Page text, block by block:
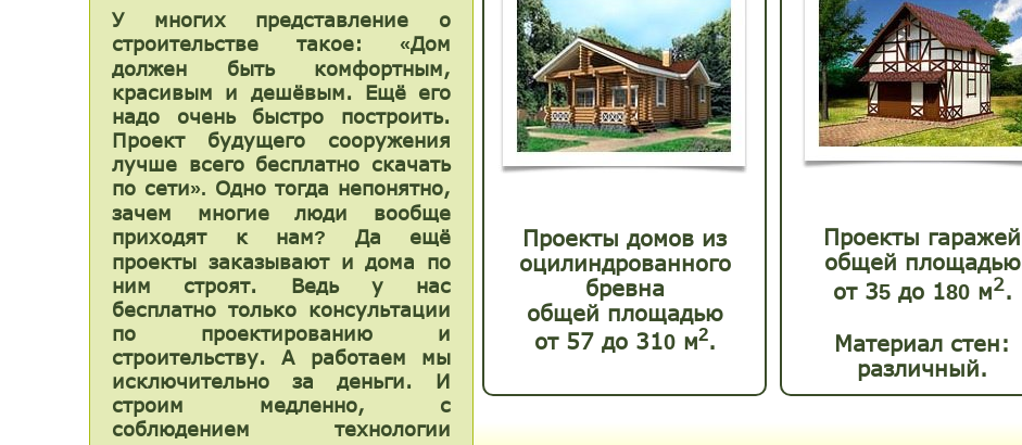
Проекты гаражей
общей площадью
от 35до 180м2.
Материал стен:
различный.
Проекты домов из
оцилиндрованного
бревна
общей площадью
от 57до 310м2.
У многих представление о
строительстве такое: «Дом
должен быть комфортным,
красивым и дешёвым. Ещё его
надо очень быстро построить.
Проект будущего сооружения
лучше всего бесплатно скачать
по сети». Одно тогда непонятно,
зачем многие люди вообще
приходят к нам? Да ещё
проекты заказывают и дома по
ним строят. Ведь у нас
бесплатно только консультации
по проектированию и
строительству. А работаем мы
исключительно за деньги. И
строим медленно, с
соблюдением технологии